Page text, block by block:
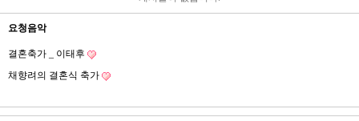
요청음악
결혼축가 _ 이태후
채향려의 결혼식 축가